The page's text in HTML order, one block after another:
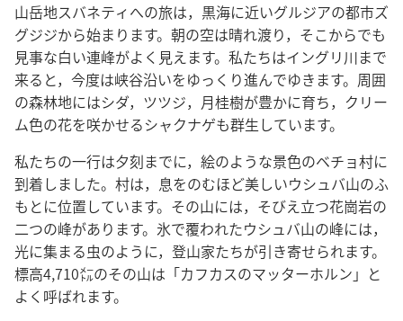
山岳地スバネティへの旅は，黒海に近いグルジアの都市ズ
グジジから始まります。朝の空は晴れ渡り，そこからでも
見事な白い連峰がよく見えます。私たちはイングリ川まで
来ると，今度は峡谷沿いをゆっくり進んでゆきます。周囲
の森林地にはシダ，ツツジ，月桂樹が豊かに育ち，クリー
ム色の花を咲かせるシャクナゲも群生しています。
私たちの一行は夕刻までに，絵のような景色のベチョ村に
到着しました。村は，息をのむほど美しいウシュバ山のふ
もとに位置しています。その山には，そびえ立つ花崗岩の
二つの峰があります。氷で覆われたウシュバ山の峰には，
光に集まる虫のように，登山家たちが引き寄せられます。
標高4,710㍍のその山は「カフカスのマッターホルン」と
よく呼ばれます。